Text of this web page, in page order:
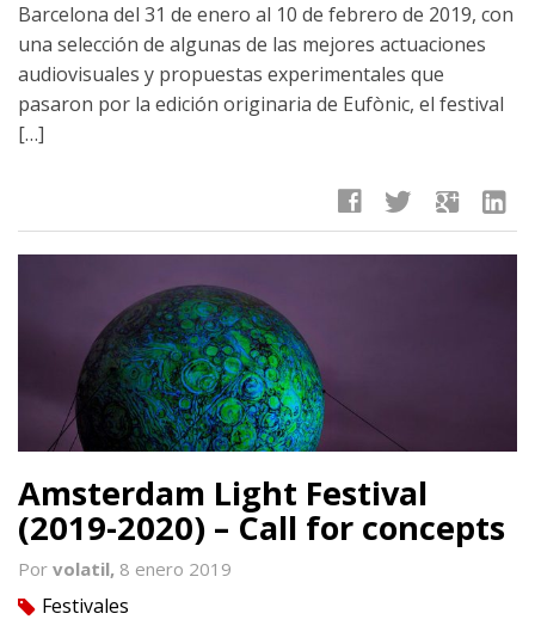
Barcelona del 31 de enero al 10 de febrero de 2019, con
una selección de algunas de las mejores actuaciones
audiovisuales y propuestas experimentales que
pasaron por la edición originaria de Eufònic, el festival
[…]
facebook twitter google linkedin
Amsterdam Light Festival
(2019-2020) – Call for concepts
Por volatil, 8 enero 2019
tag Festivales